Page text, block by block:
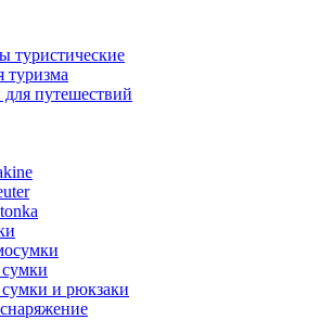
туристические
туризма
путешествий
и рюкзаки